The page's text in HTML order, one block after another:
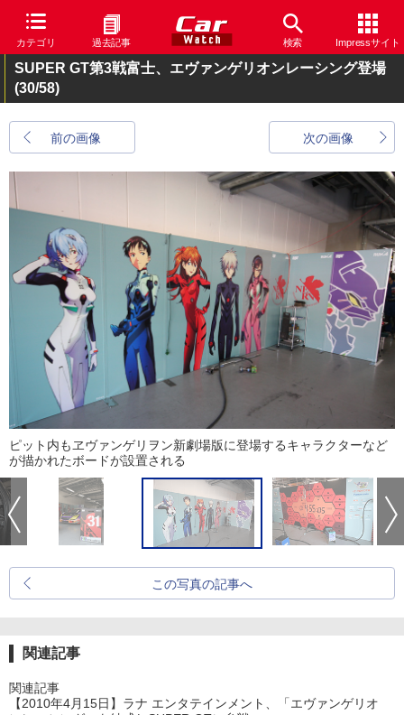
カテゴリ 過去記事 検索 Impressサイト
SUPER GT第3戦富士、エヴァンゲリオンレーシング登場
(30/58)
前の画像 次の画像
ピット内もヱヴァンゲリヲン新劇場版に登場するキャラクターなど
が描かれたボードが設置される
この写真の記事へ
関連記事
関連記事
【2010年4月15日】ラナ エンタテインメント、「エヴァンゲリオ